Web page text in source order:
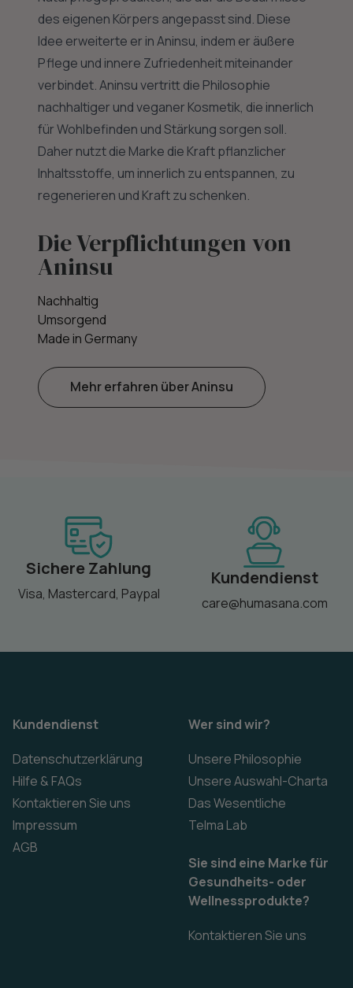
des eigenen Körpers angepasst sind. Diese
Idee erweiterte er in Aninsu, indem er äußere
Pflege und innere Zufriedenheit miteinander
verbindet. Aninsu vertritt die Philosophie
nachhaltiger und veganer Kosmetik, die innerlich
für Wohlbefinden und Stärkung sorgen soll.
Daher nutzt die Marke die Kraft pflanzlicher
Inhaltsstoffe, um innerlich zu entspannen, zu
regenerieren und Kraft zu schenken.
Die Verpflichtungen von
Aninsu
Nachhaltig
Umsorgend
Made in Germany
Mehr erfahren über Aninsu
Sichere Zahlung
Visa, Mastercard, Paypal
Kundendienst
care@humasana.com
Kundendienst
Datenschutzerklärung
Hilfe & FAQs
Kontaktieren Sie uns
Impressum
AGB
Wer sind wir?
Unsere Philosophie
Unsere Auswahl-Charta
Das Wesentliche
Telma Lab
Sie sind eine Marke für
Gesundheits- oder
Wellnessprodukte?
Kontaktieren Sie uns